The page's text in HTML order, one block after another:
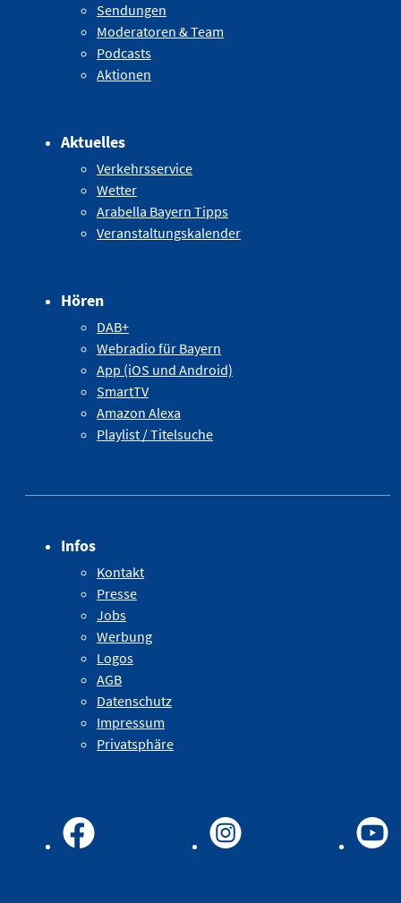
Sendungen
Moderatoren & Team
Podcasts
Aktionen
Aktuelles
Verkehrsservice
Wetter
Arabella Bayern Tipps
Veranstaltungskalender
Hören
DAB+
Webradio für Bayern
App (iOS und Android)
SmartTV
Amazon Alexa
Playlist / Titelsuche
Infos
Kontakt
Presse
Jobs
Werbung
Logos
AGB
Datenschutz
Impressum
Privatsphäre